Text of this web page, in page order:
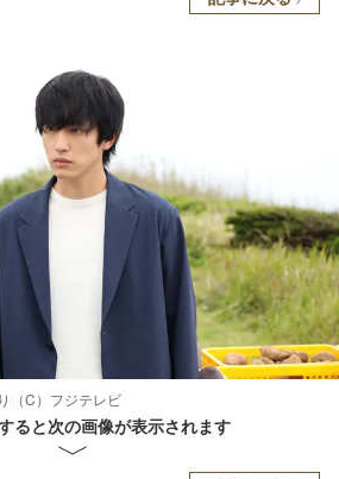
（C）フジテレビ
ると次の画像が表示されます